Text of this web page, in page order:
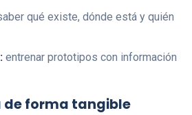
qué existe, dónde está y quién
entrenar prototipos con información
de forma tangible